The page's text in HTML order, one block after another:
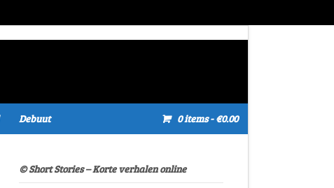
Debuut 0 items- €0.00
© Short Stories – Korte verhalen online